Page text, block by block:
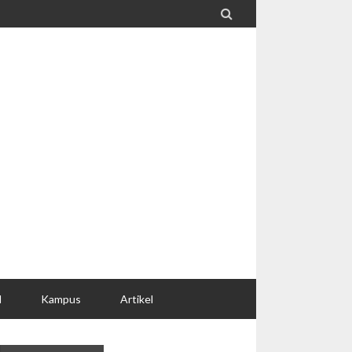

Kampus Artikel